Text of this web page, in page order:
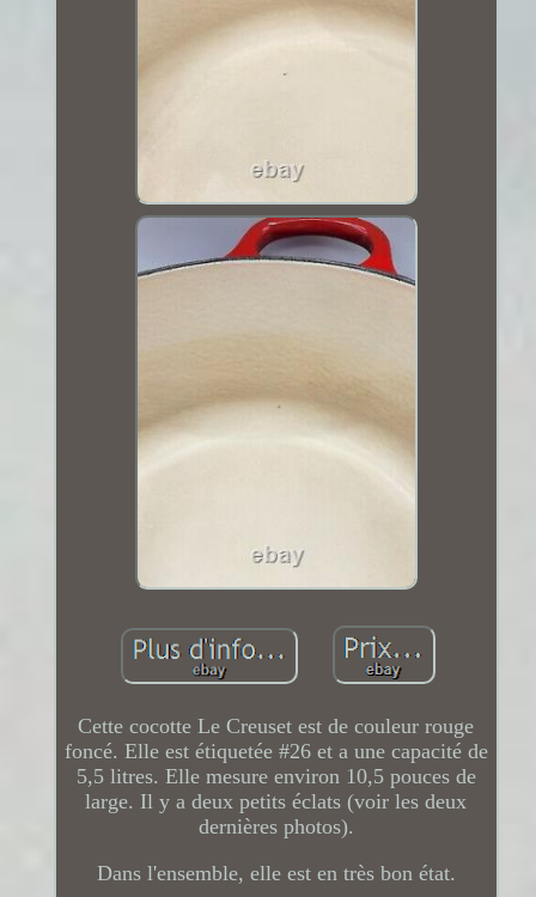
Cette cocotte Le Creuset est de couleur rouge
foncé. Elle est étiquetée #26 et a une capacité de
5,5 litres. Elle mesure environ 10,5 pouces de
large. Il y a deux petits éclats (voir les deux
dernières photos).
Dans l'ensemble, elle est en très bon état.